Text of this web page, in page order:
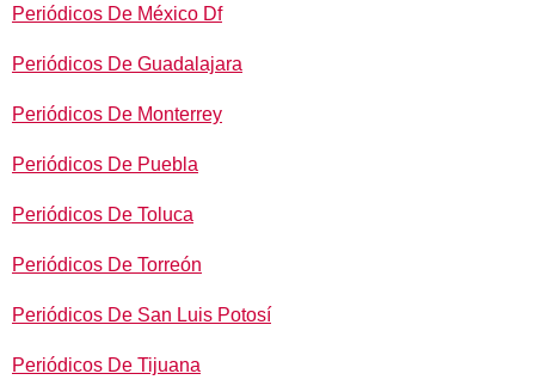
Periódicos De México Df
Periódicos De Guadalajara
Periódicos De Monterrey
Periódicos De Puebla
Periódicos De Toluca
Periódicos De Torreón
Periódicos De San Luis Potosí
Periódicos De Tijuana